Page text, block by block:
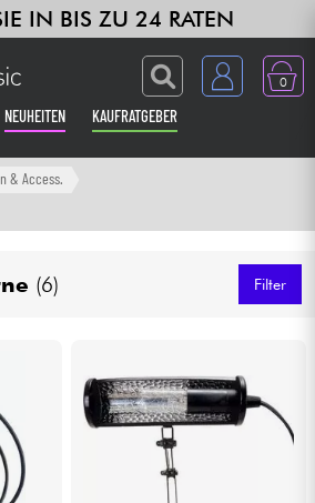
IN BIS ZU 24 RATEN
0
NEUHEITEN KAUFRATGEBER
& Access.
(6) Filter